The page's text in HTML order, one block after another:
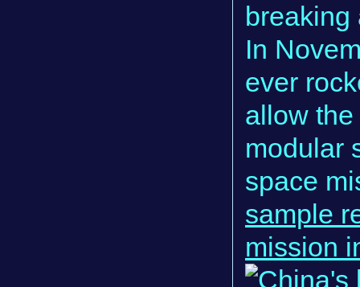
breaking
In
ever
allow
modular
space
sample
mission